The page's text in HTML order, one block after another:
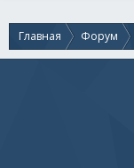
Главная Форум